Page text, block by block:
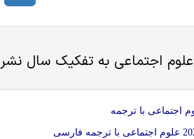
علوم اجتماعی به تفکیک سال نشر